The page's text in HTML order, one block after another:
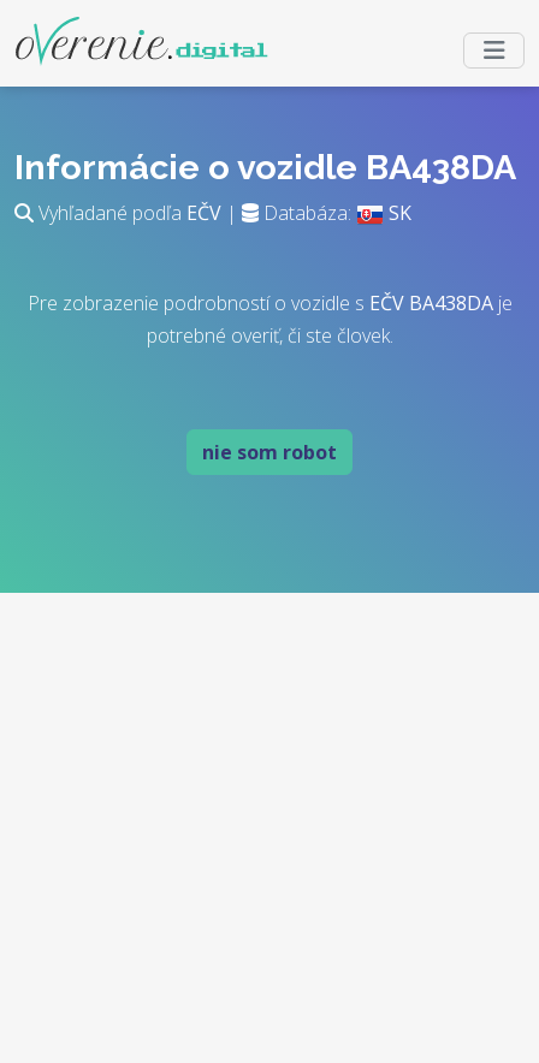
Informácie o vozidle BA438DA
Vyhľadané podľa EČV | Databáza: SK
Pre zobrazenie podrobností o vozidle s EČV BA438DAje
potrebné overiť, či ste človek.
nie som robot